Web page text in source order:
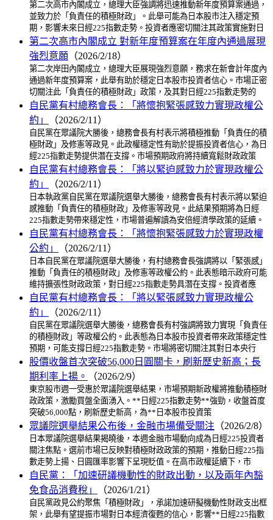
第二次高市內閣成立，總理大臣強調將迅速推動新年度預算案通過，
並致力於「負責任的積極財政」。此舉可能為日本股市注入穩定預
期，影響未來日經225指數走勢。投資者應密切關注其政策實施對日
第二次高市內閣成立 對新年度預算案在年度內通過展現
強烈意願 （2026/2/18）
第二次岸田內閣成立，總理大臣展現強烈意願，務求在新會計年度內
通過新年度預算案，此舉有助於穩定日本股市投資者信心。市場正密
切關注此「負責任的積極財政」政策，及其對日經225指數走勢的
自民黨有村總務會長：「將懷抱緊張感致力實現政權公
約」
（2026/2/11）
自民黨在眾議院大勝後，總務會長有村表示將積極推動「負責任的積
極財政」及修憲等政見。此政權穩定性有助於提振投資者信心，為日
經225指數走勢提供潛在支撐。市場預期政府將持續寬鬆財政政策
自民黨有村總務會長：「將以緊迫感致力於實現政權公
約」
（2026/2/11）
日本執政黨自民黨在眾議院選舉大勝後，總務會長有村表示將以緊迫
感推動「負責任的積極財政」及修憲等政見。此結果預期將為日經
225指數走勢帶來穩定性，市場普遍解讀為安倍經濟學政策的延續。
自民黨有村總務會長：「將懷抱緊張感致力於實現政權
公約」
（2026/2/11）
日本自民黨在眾議院選舉大勝後，有村總務會長強調將以「緊張感」
推動「負責任的積極財政」及修憲等政權公約。此表態暗示政府可能
維持擴張性財政政策，對日經225指數走勢具潛在支撐。投資者應
自民黨有村總務會長：「將以緊張感致力實現政權公
約」
（2026/2/11）
自民黨在眾議院選舉大勝後，總務會長有村強調將致力實現「負責任
的積極財政」等政權公約。此表態為日本股市投資者帶來政策穩定性
預期，可能支撐日經225指數走勢。市場將密切關注其對日本央行
股價收盤首次突破56,000日圓關卡，刷新歷史新高；長
期利率上揚。
（2026/2/9）
東京股市週一受惠於眾議院選舉結果，市場預期新政權將推動積極財
政政策，激勵買盤全面湧入。**日經225指數走勢**強勁，收盤首度
突破56,000點，刷新歷史新高，為**日本股市投資策
眾議院選舉結果公布後，金融市場備受關注 （2026/2/8）
日本眾議院選舉結果揭曉後，本週金融市場動向成為日經225投資者
關注焦點。選前市場已反映對積極財政政策的預期，推動日經225指
數走勢上揚、日圓匯率影響下呈現貶值。在高市政權延續下，市
自民黨：「加速研議機動性的財政出動，以及兩年內豁
免食品消費稅」
（2026/1/21）
自民黨政見公約聚焦「積極財政」，承諾加速研擬機動性財政支出框
架，此舉有望提振市場對日本經濟復甦的信心，影響**日經225指數